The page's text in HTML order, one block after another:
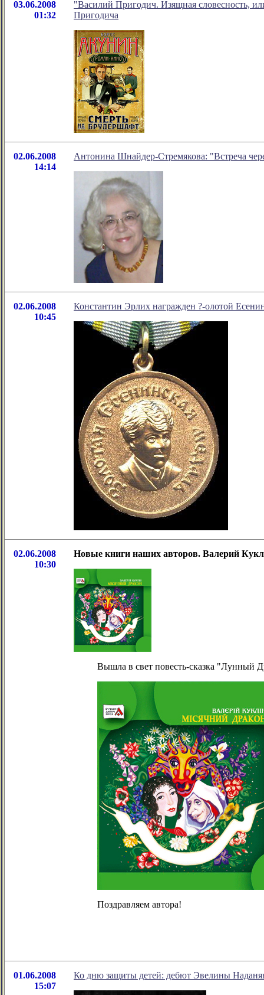
03.06.2008
01:32
"Василий Пригодич. Изящная словесность,
Пригодича
02.06.2008
14:14
Антонина Шнайдер-Стремякова: "Встреча
02.06.2008
10:45
Константин Эрлих награжден ?-олотой
02.06.2008
10:30
Новые книги наших авторов. Валерий
Вышла в свет повесть-сказка "Лунный
Поздравляем автора!
01.06.2008
15:07
Ко дню защиты детей: дебют Эвелины